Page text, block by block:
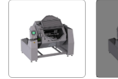
MEMBRANING
PACKING
PEELING